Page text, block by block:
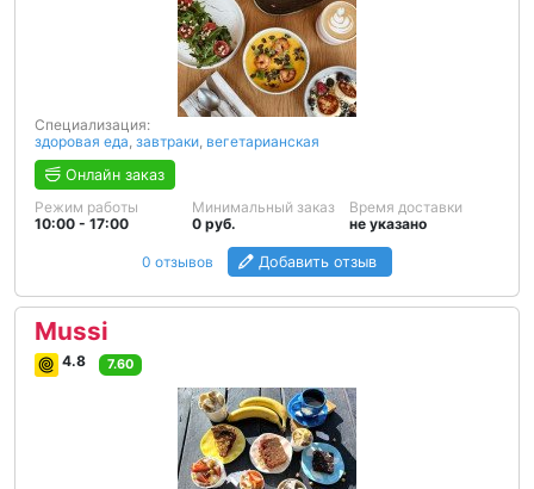
Специализация:
здоровая еда, завтраки, вегетарианская
Онлайн заказ
Режим работы
10:00 - 17:00
Минимальный заказ
0 руб.
Время доставки
не указано
0 отзывов Добавить отзыв
Mussi
4.8 7.60